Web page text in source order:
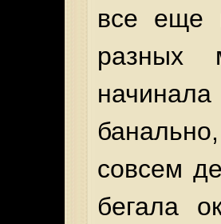
все еще
разных
совсем
бегала